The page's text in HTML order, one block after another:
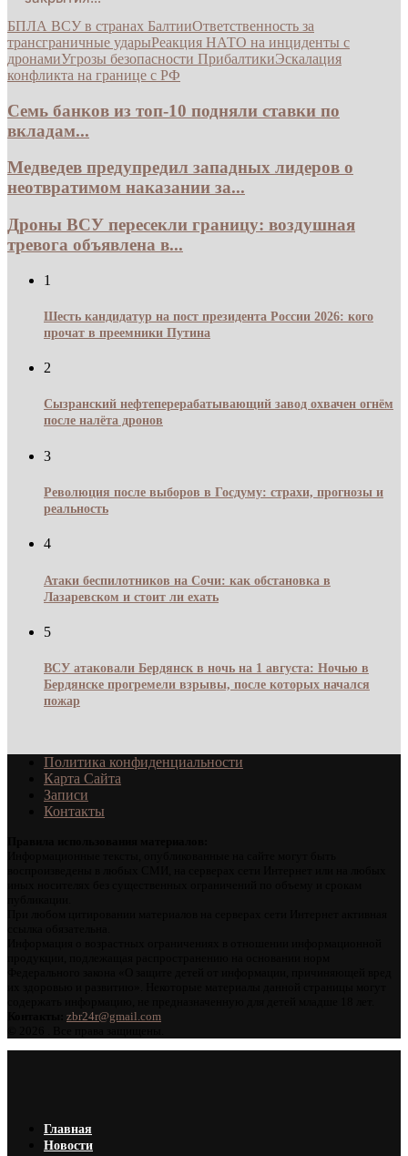
БПЛА ВСУ в странах БалтииОтветственность за
трансграничные ударыРеакция НАТО на инциденты с
дронамиУгрозы безопасности ПрибалтикиЭскалация
конфликта на границе с РФ
Семь банков из топ-10 подняли ставки по
вкладам...
Медведев предупредил западных лидеров о
неотвратимом наказании за...
Дроны ВСУ пересекли границу: воздушная
тревога объявлена в...
1
Шесть кандидатур на пост президента России 2026: кого
прочат в преемники Путина
2
Сызранский нефтеперерабатывающий завод охвачен огнём
после налёта дронов
3
Революция после выборов в Госдуму: страхи, прогнозы и
реальность
4
Атаки беспилотников на Сочи: как обстановка в
Лазаревском и стоит ли ехать
5
ВСУ атаковали Бердянск в ночь на 1 августа: Ночью в
Бердянске прогремели взрывы, после которых начался
пожар
Политика конфиденциальности
Карта Сайта
Записи
Контакты
zbr24r@gmail.com
Главная
Новости